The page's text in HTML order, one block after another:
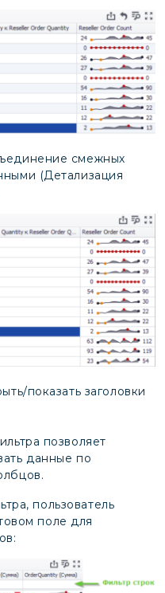
смежных
(Детализация
показать заголовки
позволяет
данные по
пользователь
поле для